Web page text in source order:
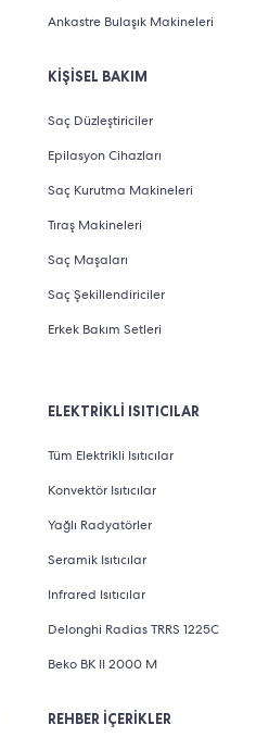
Ankastre Bulaşık Makineleri
KİŞİSEL BAKIM
Saç Düzleştiriciler
Epilasyon Cihazları
Saç Kurutma Makineleri
Tıraş Makineleri
Saç Maşaları
Saç Şekillendiriciler
Erkek Bakım Setleri
ELEKTRİKLİ ISITICILAR
Tüm Elektrikli Isıtıcılar
Konvektör Isıtıcılar
Yağlı Radyatörler
Seramik Isıtıcılar
Infrared Isıtıcılar
Delonghi Radias TRRS 1225C
Beko BK II 2000 M
REHBER İÇERİKLER